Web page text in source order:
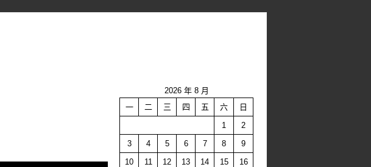
2026 年 8 月
一
二 三 四 五 六
日
1
2
3
4 5 6 7 8
9
10
11 12 13 14 15
16